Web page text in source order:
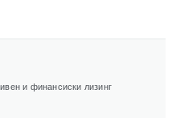
и финансиски лизинг